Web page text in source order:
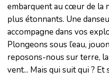
embarquent au cœur de la
plus étonnants. Une
accompagne dans vos
Plongeons sous l’eau,
reposons-nous sur terre,
vent... Mais qui suit qui ? Et